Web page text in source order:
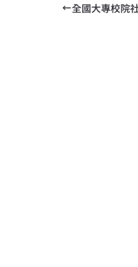
全國大專校院